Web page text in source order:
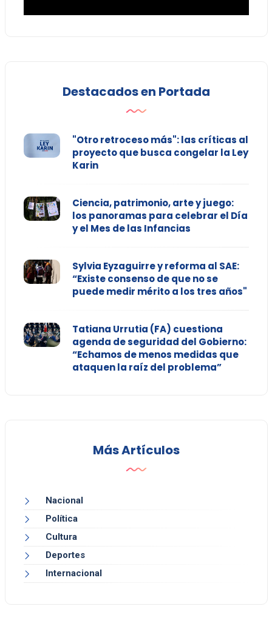
Destacados en Portada
"Otro retroceso más": las críticas al
proyecto que busca congelar la Ley
Karin
Ciencia, patrimonio, arte y juego:
los panoramas para celebrar el Día
y el Mes de las Infancias
Sylvia Eyzaguirre y reforma al SAE:
“Existe consenso de que no se
puede medir mérito a los tres años"
Tatiana Urrutia (FA) cuestiona
agenda de seguridad del Gobierno:
“Echamos de menos medidas que
ataquen la raíz del problema”
Más Artículos
Nacional
Política
Cultura
Deportes
Internacional